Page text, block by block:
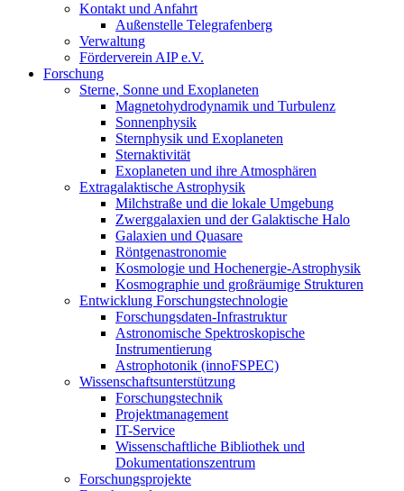
Kontakt und Anfahrt
Außenstelle Telegrafenberg
Verwaltung
Förderverein AIP e.V.
Forschung
Sterne, Sonne und Exoplaneten
Magnetohydrodynamik und Turbulenz
Sonnenphysik
Sternphysik und Exoplaneten
Sternaktivität
Exoplaneten und ihre Atmosphären
Extragalaktische Astrophysik
Milchstraße und die lokale Umgebung
Zwerggalaxien und der Galaktische Halo
Galaxien und Quasare
Röntgenastronomie
Kosmologie und Hochenergie-Astrophysik
Kosmographie und großräumige Strukturen
Entwicklung Forschungstechnologie
Forschungsdaten-Infrastruktur
Astronomische Spektroskopische
Instrumentierung
Astrophotonik (innoFSPEC)
Wissenschaftsunterstützung
Forschungstechnik
Projektmanagement
IT-Service
Wissenschaftliche Bibliothek und
Dokumentationszentrum
Forschungsprojekte